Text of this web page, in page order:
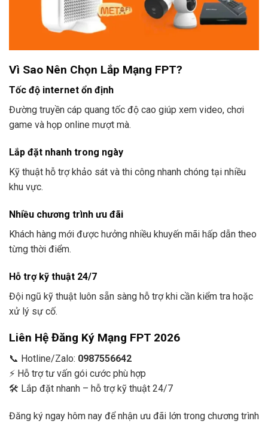
Vì Sao Nên Chọn Lắp Mạng FPT?
Tốc độ internet ổn định
Đường truyền cáp quang tốc độ cao giúp xem video, chơi
game và họp online mượt mà.
Lắp đặt nhanh trong ngày
Kỹ thuật hỗ trợ khảo sát và thi công nhanh chóng tại nhiều
khu vực.
Nhiều chương trình ưu đãi
Khách hàng mới được hưởng nhiều khuyến mãi hấp dẫn theo
từng thời điểm.
Hỗ trợ kỹ thuật 24/7
Đội ngũ kỹ thuật luôn sẵn sàng hỗ trợ khi cần kiểm tra hoặc
xử lý sự cố.
Liên Hệ Đăng Ký Mạng FPT 2026
📞 Hotline/Zalo: 0987556642
⚡ Hỗ trợ tư vấn gói cước phù hợp
🛠 Lắp đặt nhanh – hỗ trợ kỹ thuật 24/7
Đăng ký ngay hôm nay để nhận ưu đãi lớn trong chương trình